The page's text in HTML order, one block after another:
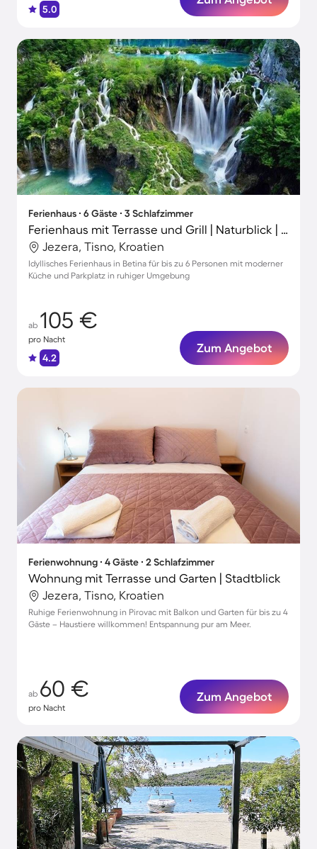
5.0
Ferienhaus ∙ 6 Gäste ∙ 3 Schlafzimmer
Ferienhaus mit Terrasse und Grill | Naturblick | Neben dem Strand
Jezera, Tisno, Kroatien
Idyllisches Ferienhaus in Betina für bis zu 6 Personen mit moderner
Küche und Parkplatz in ruhiger Umgebung
ab 105 €
pro Nacht
4.2
Zum Angebot
Ferienwohnung ∙ 4 Gäste ∙ 2 Schlafzimmer
Wohnung mit Terrasse und Garten | Stadtblick
Jezera, Tisno, Kroatien
Ruhige Ferienwohnung in Pirovac mit Balkon und Garten für bis zu 4
Gäste – Haustiere willkommen! Entspannung pur am Meer.
ab 60 €
pro Nacht
Zum Angebot